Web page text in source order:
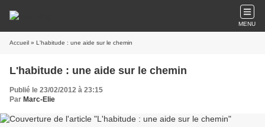
MENU
Accueil » L'habitude : une aide sur le chemin
L'habitude : une aide sur le chemin
Publié le 23/02/2012 à 23:15
Par Marc-Elie